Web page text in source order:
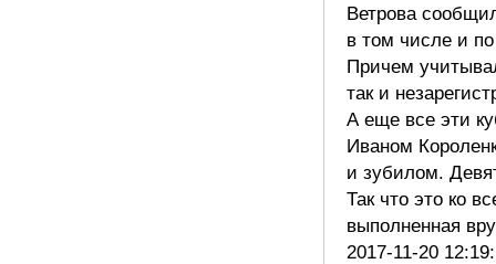
Ветрова
в том числе и
Причем
так и
А еще все эти
Иваном
и зубилом.
Так что это ко
выполненная
2017-11-20